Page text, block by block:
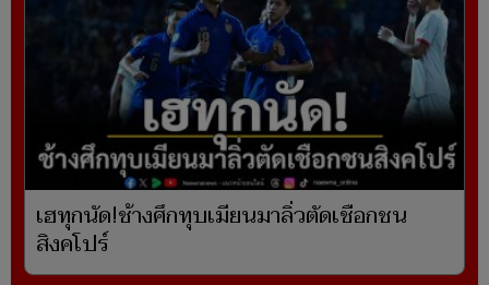
เฮทุกนัด!ช้างศึกทุบเมียนมาลิ่วตัดเชือกชน
สิงคโปร์